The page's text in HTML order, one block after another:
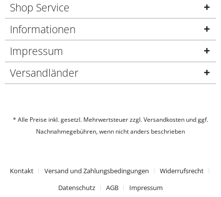
Shop Service
Informationen
Impressum
Versandländer
* Alle Preise inkl. gesetzl. Mehrwertsteuer zzgl.Versandkosten und ggf.
Nachnahmegebühren, wenn nicht anders beschrieben
Kontakt Versand und Zahlungsbedingungen
Widerrufsrecht
Datenschutz
AGB
Impressum